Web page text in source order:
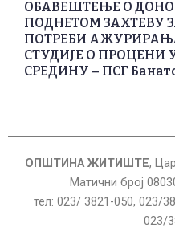
ОБАВЕШТЕЊЕ О
ПОДНЕТОМ ЗАХТЕВУ
ПОТРЕБИ
СТУДИЈЕ О
СРЕДИНУ – ПСГ
ОПШТИНА ЖИТИШТЕ,
Матични број
тел: 023/ 3821-050, 023/
023/